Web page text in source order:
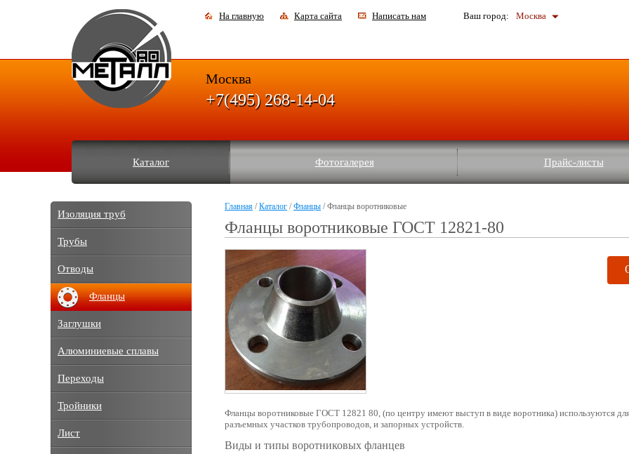
На главную Карта сайта Написать нам Ваш город: Москва
Каталог Фотогалерея Прайс-листы
Москва
+7(495) 268-14-04
Главная /Каталог /Фланцы / Фланцы воротниковые
Фланцы воротниковые ГОСТ 12821-80
Фланцы воротниковые ГОСТ 12821 80, (по центру имеют выступ в виде воротника) используются
разъемных участков трубопроводов, и запорных устройств.
Виды и типы воротниковых фланцев
Изоляция труб
Трубы
Отводы
Фланцы
Заглушки
Алюминиевые сплавы
Переходы
Тройники
Лист